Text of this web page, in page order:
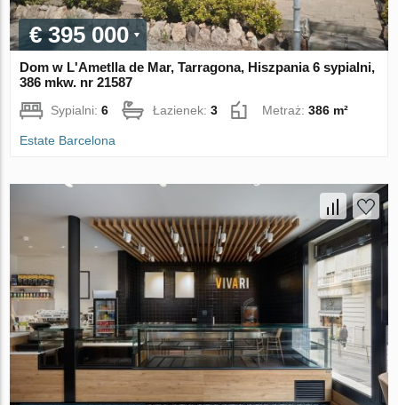
€ 395 000
Dom w L'Ametlla de Mar, Tarragona, Hiszpania 6 sypialni,
386 mkw. nr 21587
Sypialni:6 Łazienek:3 Metraż:386 m²
Estate Barcelona